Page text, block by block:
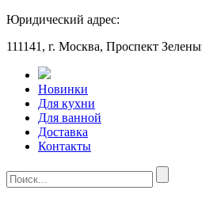
Юридический адрес:
111141, г. Москва, Проспект
Новинки
Для кухни
Для ванной
Доставка
Контакты